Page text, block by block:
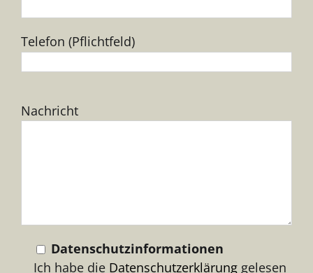
Telefon (Pflichtfeld)
lasse
Nachricht
Datenschutzinformationen
Ich habe die Datenschutzerklärung gelesen